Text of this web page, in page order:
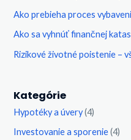
Ako prebieha proces
Ako sa vyhnúť finančnej
Rizikové životné poistenie –
Kategórie
Hypotéky a úvery(4)
Investovanie a sporenie(4)